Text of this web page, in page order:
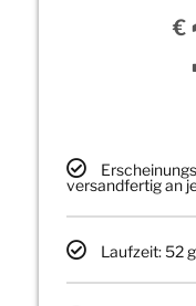
€
versandfertig an
Laufzeit: 52